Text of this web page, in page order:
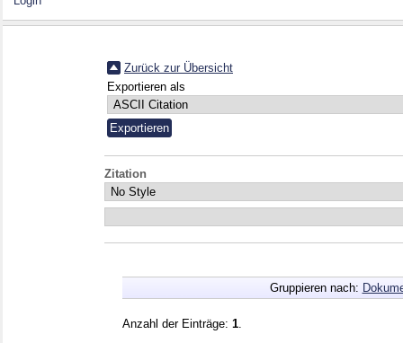
Zurück zur Übersicht
Exportieren als
Zitation
Gruppieren nach:
Anzahl der Einträge: 1